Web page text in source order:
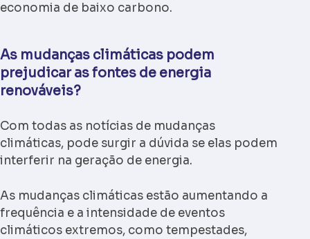
economia de baixo carbono.
As mudanças climáticas podem
prejudicar as fontes de energia
renováveis?
Com todas as notícias de mudanças
climáticas, pode surgir a dúvida se elas podem
interferir na geração de energia.
As mudanças climáticas estão aumentando a
frequência e a intensidade de eventos
climáticos extremos, como tempestades,